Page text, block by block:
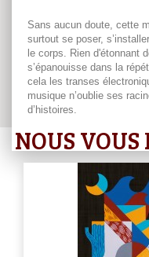
Sans aucun doute, cette
surtout se poser,
le corps. Rien d'étonnant
s’épanouisse dans la
cela les transes
musique n’oublie ses
d’histoires.
NOUS